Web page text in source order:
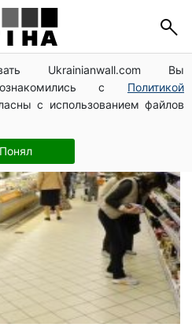
Ukrainianwall.com Вы
с Политикой
с использованием файлов
Понял